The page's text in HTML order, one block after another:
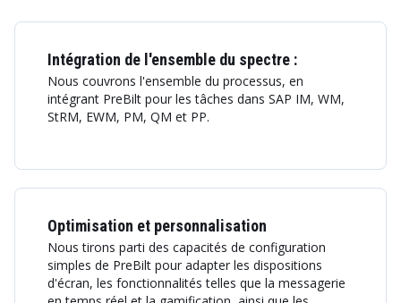
Intégration de l'ensemble du spectre :
Nous couvrons l'ensemble du processus, en
intégrant PreBilt pour les tâches dans SAP IM, WM,
StRM, EWM, PM, QM et PP.
Optimisation et personnalisation
Nous tirons parti des capacités de configuration
simples de PreBilt pour adapter les dispositions
d'écran, les fonctionnalités telles que la messagerie